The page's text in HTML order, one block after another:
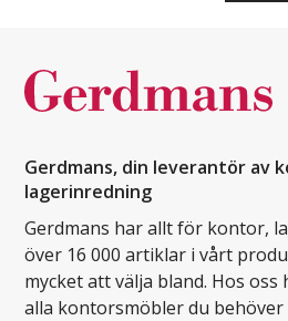
Gerdmans, din leverantör av
lagerinredning
Gerdmans har allt för kontor,
över 16 000 artiklar i vårt
mycket att välja bland. Hos
alla kontorsmöbler du